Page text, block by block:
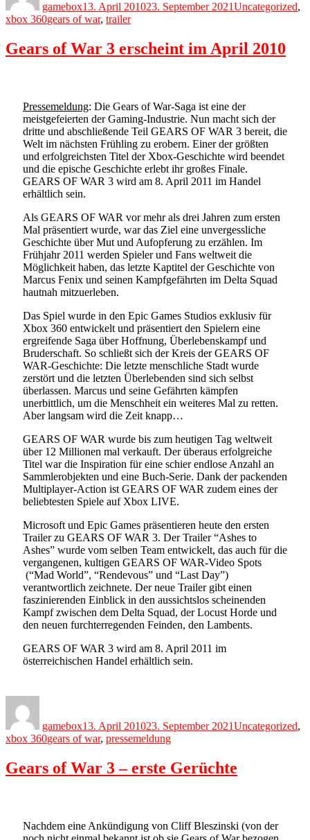
gamebox13. April 201023. September 2021Uncategorized,
xbox 360Tags
gears of war, trailer
Gears of War 3 erscheint im April 2010
Pressemeldung: Die Gears of War-Saga ist eine der
meistgefeierten der Gaming-Industrie. Nun macht sich der
dritte und abschließende Teil GEARS OF WAR 3 bereit, die
Welt im nächsten Frühling zu erobern. Einer der größten
und erfolgreichsten Titel der Xbox-Geschichte wird beendet
und die epische Geschichte erlebt ihr großes Finale.
GEARS OF WAR 3 wird am 8. April 2011 im Handel
erhältlich sein.
Als GEARS OF WAR vor mehr als drei Jahren zum ersten
Mal präsentiert wurde, war das Ziel eine unvergessliche
Geschichte über Mut und Aufopferung zu erzählen. Im
Frühjahr 2011 werden Spieler und Fans weltweit die
Möglichkeit haben, das letzte Kaptitel der Geschichte von
Marcus Fenix und seinen Kampfgefährten im Delta Squad
hautnah mitzuerleben.
Das Spiel wurde in den Epic Games Studios exklusiv für
Xbox 360 entwickelt und präsentiert den Spielern eine
ergreifende Saga über Hoffnung, Überlebenskampf und
Bruderschaft. So schließt sich der Kreis der GEARS OF
WAR-Geschichte: Die letzte menschliche Stadt wurde
zerstört und die letzten Überlebenden sind sich selbst
überlassen. Marcus und seine Gefährten kämpfen
unerbittlich, um die Menschheit ein weiteres Mal zu retten.
Aber langsam wird die Zeit knapp…
GEARS OF WAR wurde bis zum heutigen Tag weltweit
über 12 Millionen mal verkauft. Der überaus erfolgreiche
Titel war die Inspiration für eine schier endlose Anzahl an
Sammlerobjekten und eine Buch-Serie. Dank der packenden
Multiplayer-Action ist GEARS OF WAR zudem eines der
beliebtesten Spiele auf Xbox LIVE.
Microsoft und Epic Games präsentieren heute den ersten
Trailer zu GEARS OF WAR 3. Der Trailer “Ashes to
Ashes” wurde vom selben Team entwickelt, das auch für die
vergangenen, kultigen GEARS OF WAR-Video Spots
(“Mad World”, “Rendevous” und “Last Day”)
verantwortlich zeichnete. Der neue Trailer gibt einen
faszinierenden Einblick in den aussichtslos scheinenden
Kampf zwischen dem Delta Squad, der Locust Horde und
den neuen furchterregenden Feinden, den Lambents.
GEARS OF WAR 3 wird am 8. April 2011 im
österreichischen Handel erhältlich sein.
gamebox13. April 201023. September 2021Uncategorized,
xbox 360Tags
gears of war, pressemeldung
Gears of War 3 – erste Gerüchte
Nachdem eine Ankündigung von Cliff Bleszinski (von der